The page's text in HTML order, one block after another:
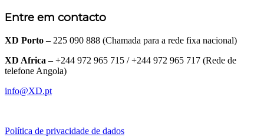
Entre em contacto
XD Porto – 225 090 888 (Chamada para a rede fixa nacional)
XD Africa – +244 972 965 715 / +244 972 965 717 (Rede de
telefone Angola)
info@XD.pt
Política de privacidade de dados